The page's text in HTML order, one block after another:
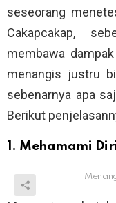
seseorang
Cakapcakap,
membawa
menangis justru
sebenarnya apa
Berikut
1. Mehamami Diri